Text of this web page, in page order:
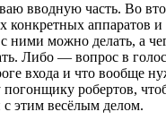
вводную часть. Во
конкретных аппаратов
с ними можно делать, а
Либо — вопрос в
входа и что вообще
робертов,
с этим весёлым делом.